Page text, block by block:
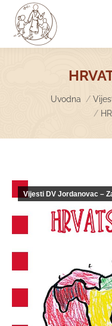
Uvodna
Vijesti DV Jordanovac –